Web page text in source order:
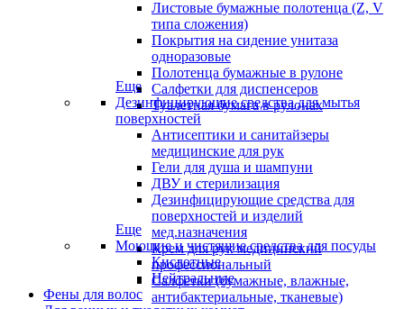
Листовые бумажные полотенца (Z, V
типа сложения)
Покрытия на сидение унитаза
одноразовые
Полотенца бумажные в рулоне
Салфетки для диспенсеров
Туалетная бумага в рулонах
Еще
Дезинфицирующие средства для мытья
поверхностей
Антисептики и санитайзеры
медицинские для рук
Гели для душа и шампуни
ДВУ и стерилизация
Дезинфицирующие средства для
поверхностей и изделий
мед.назначения
Крем для рук медицинский
профессиональный
Салфетки (бумажные, влажные,
антибактериальные, тканевые)
Еще
Моющие и чистящие средства для посуды
Кислотные
Нейтральные
Фены для волос